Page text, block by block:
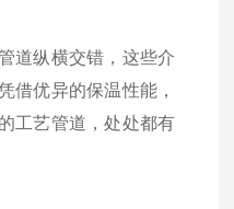
道纵横交错，这些介
借优异的保温性能，
工艺管道，处处都有